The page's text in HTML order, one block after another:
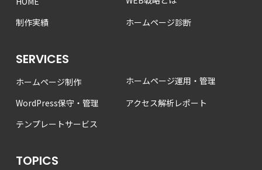
制作実績
ホームページ診断
SERVICES
ホームページ制作
ホームページ運用・管理
WordPress保守・管理
アクセス解析レポート
テンプレートサービス
TOPICS